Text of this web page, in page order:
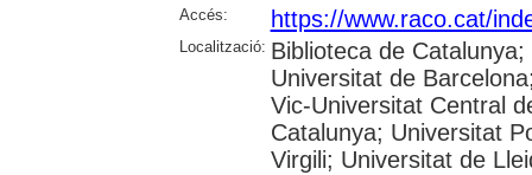
Accés: https://www.raco.cat/
Localització: Biblioteca de
Universitat de
Vic-Universitat Central
Catalunya; Universitat
Virgili; Universitat de